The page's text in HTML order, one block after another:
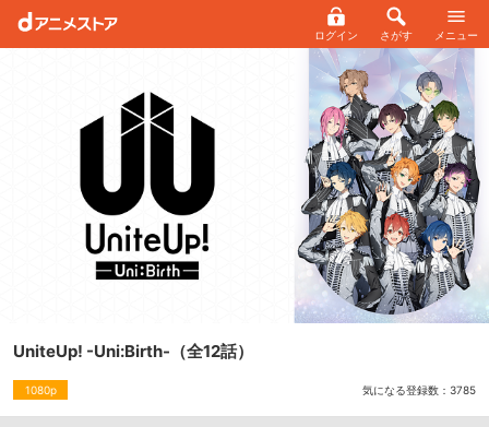
ログイン さがす メニュー
UniteUp! -Uni:Birth- （全12話）
1080p 気になる登録数： 3785